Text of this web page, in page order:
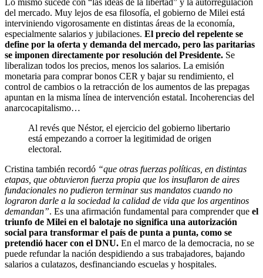
del mercado. Muy lejos de esa filosofía, el gobierno de Milei está
interviniendo vigorosamente en distintas áreas de la economía,
especialmente salarios y jubilaciones. El precio del repelente se
define por la oferta y demanda del mercado, pero las paritarias
se imponen directamente por resolución del Presidente. Se
liberalizan todos los precios, menos los salarios. La emisión
monetaria para comprar bonos CER y bajar su rendimiento, el
control de cambios o la retracción de los aumentos de las prepagas
apuntan en la misma línea de intervención estatal. Incoherencias del
anarcocapitalismo…
Al revés que Néstor, el ejercicio del gobierno libertario
está empezando a corroer la legitimidad de origen
electoral.
Cristina también recordó “que otras fuerzas políticas, en distintas
etapas, que obtuvieron fuerza propia que los insuflaron de aires
fundacionales no pudieron terminar sus mandatos cuando no
lograron darle a la sociedad la calidad de vida que los argentinos
demandan”. Es una afirmación fundamental para comprender que el
triunfo de Milei en el balotaje no significa una autorización
social para transformar el país de punta a punta, como se
pretendió hacer con el DNU. En el marco de la democracia, no se
puede refundar la nación despidiendo a sus trabajadores, bajando
salarios a culatazos, desfinanciando escuelas y hospitales.